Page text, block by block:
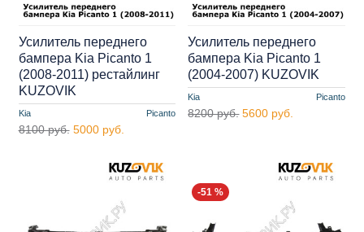
Kia Picanto
Усилитель переднего
бампера Kia Picanto 1
(2008-2011) рестайлинг
KUZOVIK
8100 руб. 5000 руб.
Kia Picanto
Усилитель переднего
бампера Kia Picanto 1
(2004-2007) KUZOVIK
8200 руб. 5600 руб.
-51 %